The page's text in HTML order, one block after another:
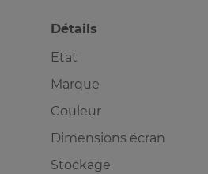
Détails
Etat
Marque
Couleur
Dimensions écran
Stockage